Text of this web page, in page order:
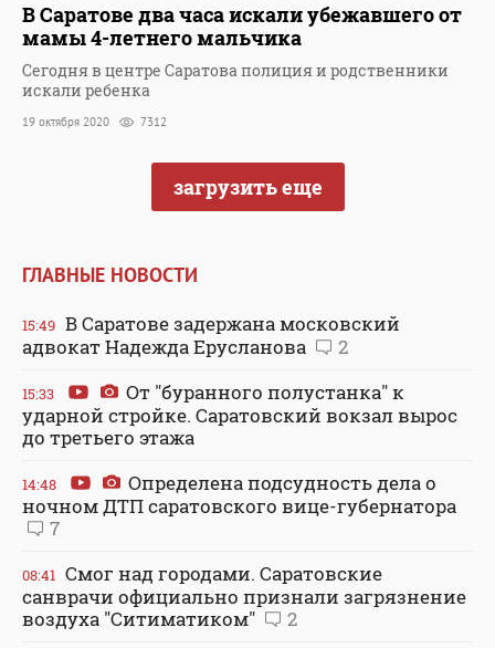
В Саратове два часа искали убежавшего от
мамы 4-летнего мальчика
Сегодня в центре Саратова полиция и родственники
искали ребенка
19 октября 2020 7312
загрузить еще
ГЛАВНЫЕ НОВОСТИ
15:49 В Саратове задержана московский
адвокат Надежда Ерусланова
2
15:33
От "буранного полустанка" к
ударной стройке. Саратовский вокзал вырос
до третьего этажа
14:48
Определена подсудность дела о
ночном ДТП саратовского вице-губернатора
7
08:41 Смог над городами. Саратовские
санврачи официально признали загрязнение
воздуха "Ситиматиком"
2